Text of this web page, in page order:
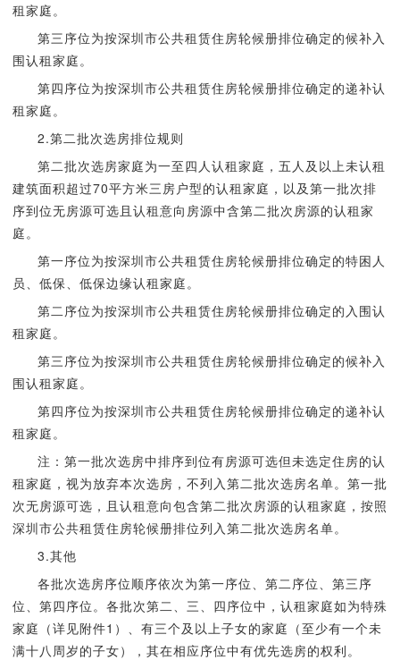
租家庭。
第三序位为按深圳市公共租赁住房轮候册排位确定的候补入
围认租家庭。
第四序位为按深圳市公共租赁住房轮候册排位确定的递补认
租家庭。
2.第二批次选房排位规则
第二批次选房家庭为一至四人认租家庭，五人及以上未认租
建筑面积超过70平方米三房户型的认租家庭，以及第一批次排
序到位无房源可选且认租意向房源中含第二批次房源的认租家
庭。
第一序位为按深圳市公共租赁住房轮候册排位确定的特困人
员、低保、低保边缘认租家庭。
第二序位为按深圳市公共租赁住房轮候册排位确定的入围认
租家庭。
第三序位为按深圳市公共租赁住房轮候册排位确定的候补入
围认租家庭。
第四序位为按深圳市公共租赁住房轮候册排位确定的递补认
租家庭。
注：第一批次选房中排序到位有房源可选但未选定住房的认
租家庭，视为放弃本次选房，不列入第二批次选房名单。第一批
次无房源可选，且认租意向包含第二批次房源的认租家庭，按照
深圳市公共租赁住房轮候册排位列入第二批次选房名单。
3.其他
各批次选房序位顺序依次为第一序位、第二序位、第三序
位、第四序位。各批次第二、三、四序位中，认租家庭如为特殊
家庭（详见附件1）、有三个及以上子女的家庭（至少有一个未
满十八周岁的子女），其在相应序位中有优先选房的权利。